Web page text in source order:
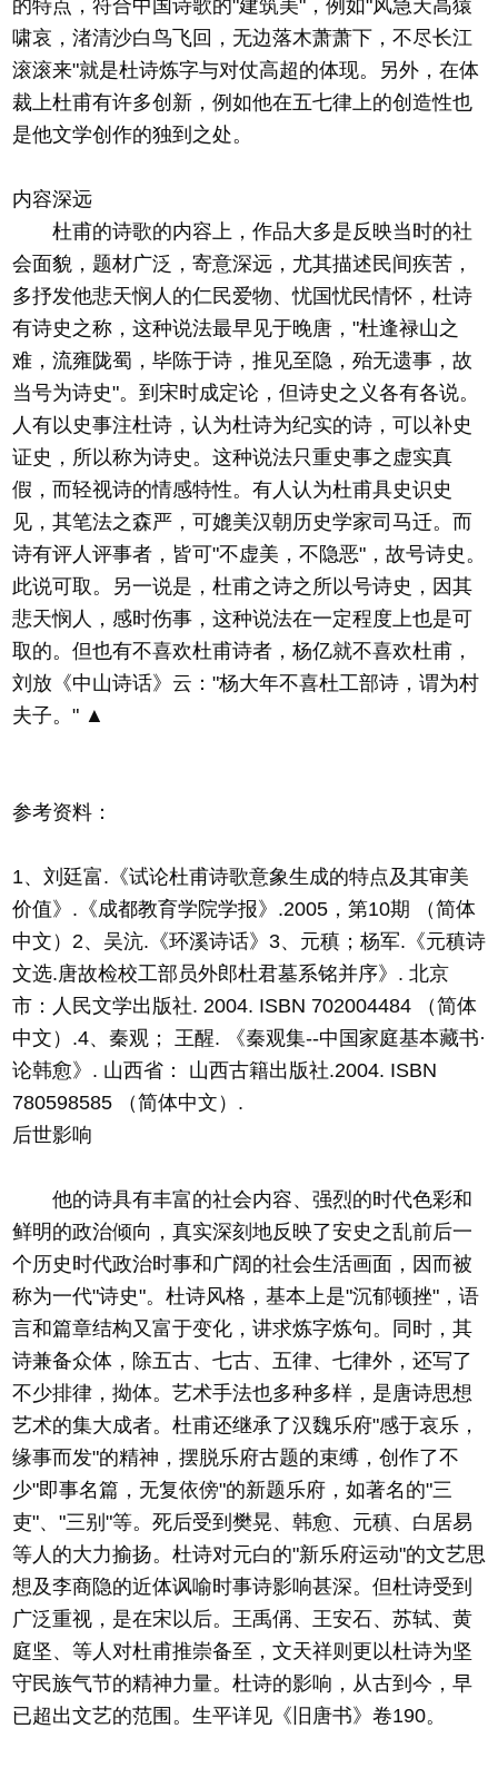
的特点，符合中国诗歌的"建筑美"，例如"风急天高猿
啸哀，渚清沙白鸟飞回，无边落木萧萧下，不尽长江
滚滚来"就是杜诗炼字与对仗高超的体现。另外，在体
裁上杜甫有许多创新，例如他在五七律上的创造性也
是他文学创作的独到之处。
内容深远
杜甫的诗歌的内容上，作品大多是反映当时的社
会面貌，题材广泛，寄意深远，尤其描述民间疾苦，
多抒发他悲天悯人的仁民爱物、忧国忧民情怀，杜诗
有诗史之称，这种说法最早见于晚唐，"杜逢禄山之
难，流雍陇蜀，毕陈于诗，推见至隐，殆无遗事，故
当号为诗史"。到宋时成定论，但诗史之义各有各说。
人有以史事注杜诗，认为杜诗为纪实的诗，可以补史
证史，所以称为诗史。这种说法只重史事之虚实真
假，而轻视诗的情感特性。有人认为杜甫具史识史
见，其笔法之森严，可媲美汉朝历史学家司马迁。而
诗有评人评事者，皆可"不虚美，不隐恶"，故号诗史。
此说可取。另一说是，杜甫之诗之所以号诗史，因其
悲天悯人，感时伤事，这种说法在一定程度上也是可
取的。但也有不喜欢杜甫诗者，杨亿就不喜欢杜甫，
刘放《中山诗话》云："杨大年不喜杜工部诗，谓为村
夫子。" ▲
参考资料：
1、刘廷富.《试论杜甫诗歌意象生成的特点及其审美
价值》.《成都教育学院学报》.2005，第10期 （简体
中文）2、吴沆.《环溪诗话》3、元稹；杨军.《元稹诗
文选.唐故检校工部员外郎杜君墓系铭并序》. 北京
市：人民文学出版社. 2004. ISBN 702004484 （简体
中文）.4、秦观； 王醒. 《秦观集--中国家庭基本藏书·
论韩愈》. 山西省： 山西古籍出版社.2004. ISBN
780598585 （简体中文）.
后世影响
他的诗具有丰富的社会内容、强烈的时代色彩和
鲜明的政治倾向，真实深刻地反映了安史之乱前后一
个历史时代政治时事和广阔的社会生活画面，因而被
称为一代"诗史"。杜诗风格，基本上是"沉郁顿挫"，语
言和篇章结构又富于变化，讲求炼字炼句。同时，其
诗兼备众体，除五古、七古、五律、七律外，还写了
不少排律，拗体。艺术手法也多种多样，是唐诗思想
艺术的集大成者。杜甫还继承了汉魏乐府"感于哀乐，
缘事而发"的精神，摆脱乐府古题的束缚，创作了不
少"即事名篇，无复依傍"的新题乐府，如著名的"三
吏"、"三别"等。死后受到樊晃、韩愈、元稹、白居易
等人的大力揄扬。杜诗对元白的"新乐府运动"的文艺思
想及李商隐的近体讽喻时事诗影响甚深。但杜诗受到
广泛重视，是在宋以后。王禹偁、王安石、苏轼、黄
庭坚、等人对杜甫推崇备至，文天祥则更以杜诗为坚
守民族气节的精神力量。杜诗的影响，从古到今，早
已超出文艺的范围。生平详见《旧唐书》卷190。